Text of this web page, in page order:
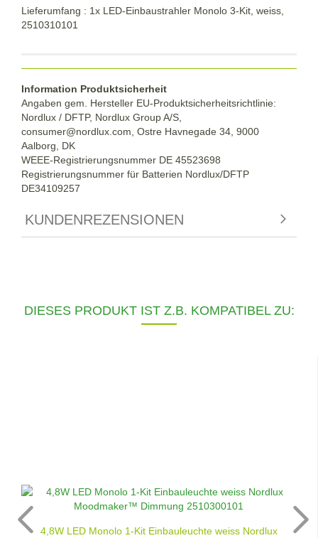
Lieferumfang : 1x LED-Einbaustrahler Monolo 3-Kit, weiss,
2510310101
Information Produktsicherheit
Angaben gem. Hersteller EU-Produktsicherheitsrichtlinie:
Nordlux / DFTP, Nordlux Group A/S,
consumer@nordlux.com, Ostre Havnegade 34, 9000
Aalborg, DK
WEEE-Registrierungsnummer DE 45523698
Registrierungsnummer für Batterien Nordlux/DFTP
DE34109257
KUNDENREZENSIONEN
DIESES PRODUKT IST Z.B. KOMPATIBEL ZU:
4,8W LED Monolo 1-Kit Einbauleuchte weiss Nordlux